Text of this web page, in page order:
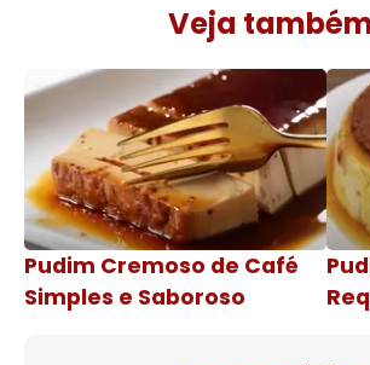
Veja
Pudim Cremoso de Café
Simples e Saboroso